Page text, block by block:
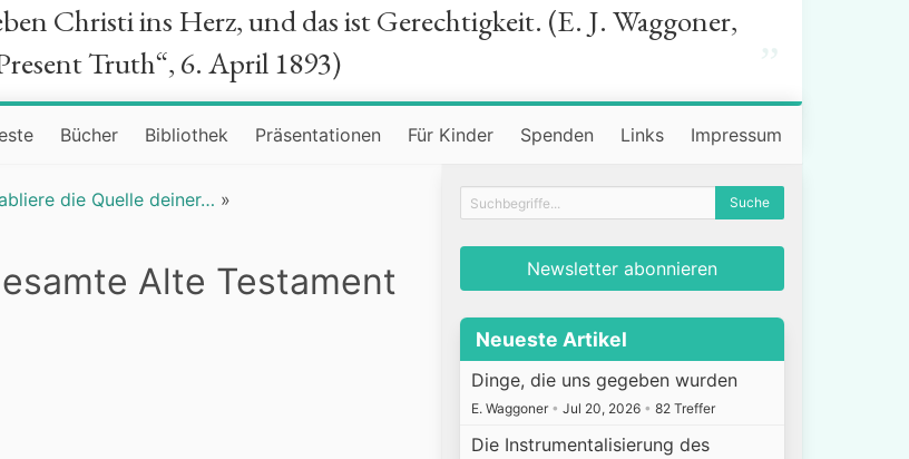
Christi ins Herz, und das ist Gerechtigkeit. (E. J. Waggoner,
Truth“, 6. April 1893)
Bücher Bibliothek Präsentationen Für Kinder Spenden Links Impressum
die Quelle deiner… »
Alte Testament Newsletter abonnieren
Neueste Artikel
Dinge, die uns gegeben wurden
E. Waggoner • Jul 20, 2026 • 82 Treffer
Die Instrumentalisierung des